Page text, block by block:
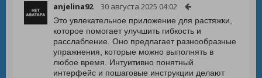
anjelina92 30 августа 2025 04:02
Это увлекательное приложение для растяжки,
которое помогает улучшить гибкость и
расслабление. Оно предлагает разнообразные
упражнения, которые можно выполнять в
любое время. Интуитивно понятный
интерфейс и пошаговые инструкции делают